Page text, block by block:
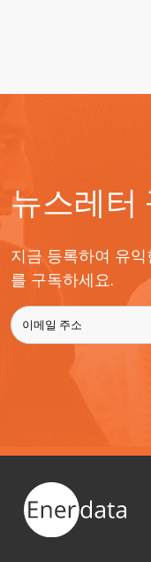
뉴스레터
지금 등록하여 유
를 구독하세요.